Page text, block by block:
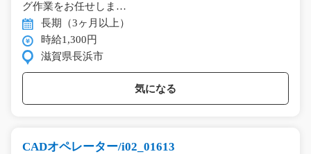
グ作業をお任せしま…
長期（3ヶ月以上）
時給1,300円
滋賀県長浜市
気になる
CADオペレーター/i02_01613